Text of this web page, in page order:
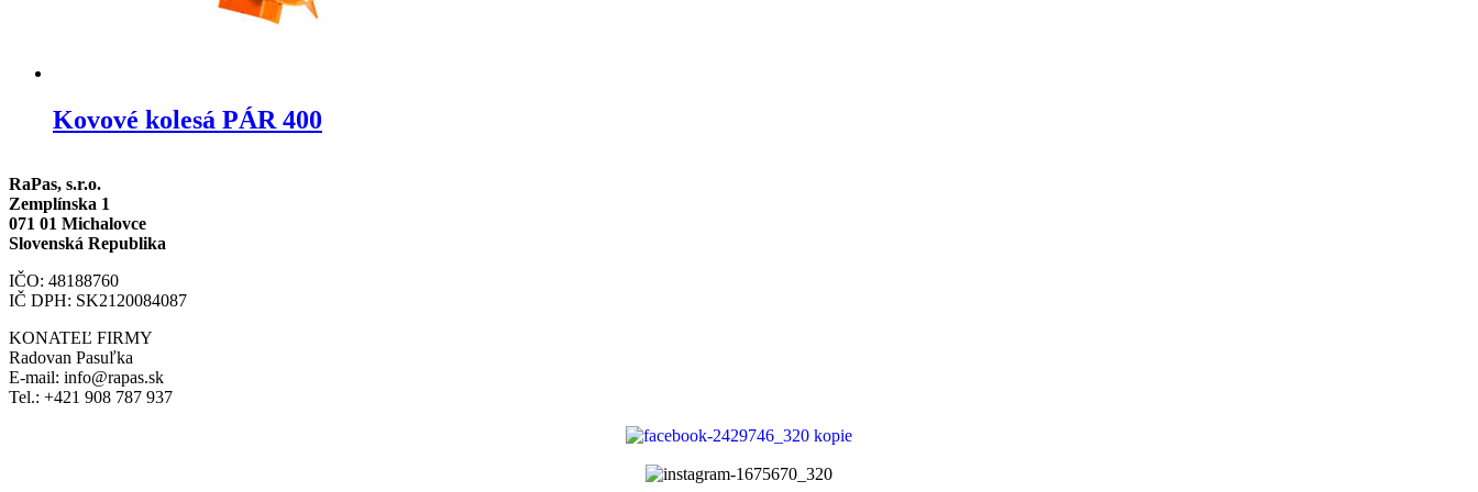
Kovové kolesá PÁR 400
RaPas, s.r.o.
Zemplínska 1
071 01 Michalovce
Slovenská Republika
IČO: 48188760
IČ DPH: SK2120084087
KONATEĽ FIRMY
Radovan Pasuľka
E-mail: info@rapas.sk
Tel.: +421 908 787 937